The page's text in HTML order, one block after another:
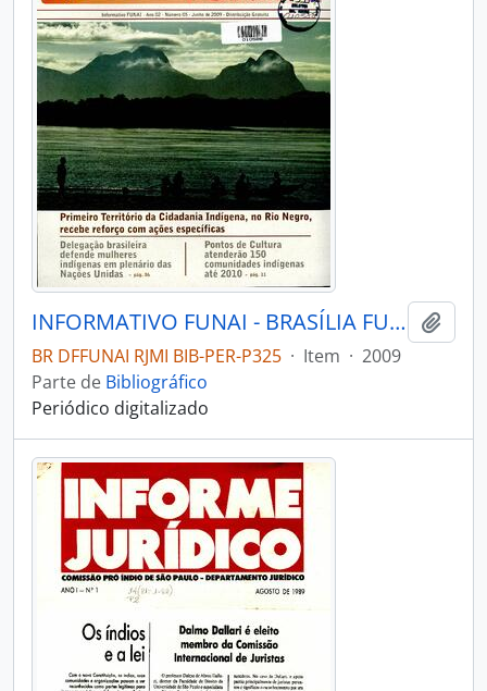
INFORMATIVO FUNAI - BRASÍLIA FUNAI - 2009 - Nº05
BR DFFUNAI RJMI BIB-PER-P325 · Item · 2009
Parte de Bibliográfico
Periódico digitalizado